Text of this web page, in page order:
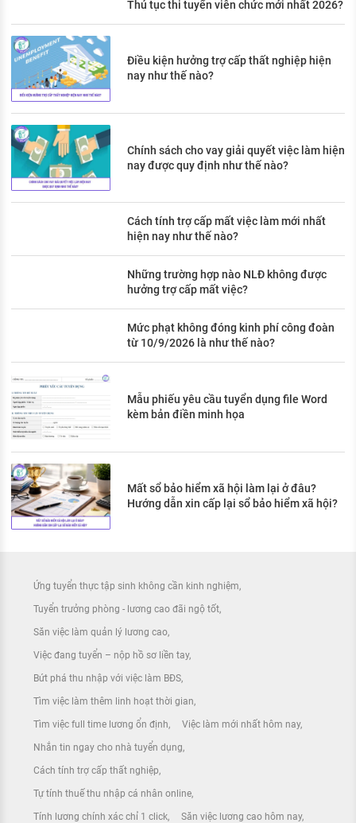
Thủ tục thi tuyển viên chức mới nhất 2026?
Điều kiện hưởng trợ cấp thất nghiệp hiện
nay như thế nào?
Chính sách cho vay giải quyết việc làm hiện
nay được quy định như thế nào?
Cách tính trợ cấp mất việc làm mới nhất
hiện nay như thế nào?
Những trường hợp nào NLĐ không được
hưởng trợ cấp mất việc?
Mức phạt không đóng kinh phí công đoàn
từ 10/9/2026 là như thế nào?
Mẫu phiếu yêu cầu tuyển dụng file Word
kèm bản điền minh họa
Mất sổ bảo hiểm xã hội làm lại ở đâu?
Hướng dẫn xin cấp lại sổ bảo hiểm xã hội?
Ứng tuyển thực tập sinh không cần kinh nghiệm
Tuyển trưởng phòng - lương cao đãi ngộ tốt
Săn việc làm quản lý lương cao
Việc đang tuyển – nộp hồ sơ liền tay
Bứt phá thu nhập với việc làm BĐS
Tìm việc làm thêm linh hoạt thời gian
Tìm việc full time lương ổn định Việc làm mới nhất hôm nay
Nhắn tin ngay cho nhà tuyển dụng
Cách tính trợ cấp thất nghiệp
Tự tính thuế thu nhập cá nhân online
Tính lương chính xác chỉ 1 click Săn việc lương cao hôm nay